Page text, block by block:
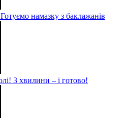
намазку з баклажанів
3 хвилини – і готово!